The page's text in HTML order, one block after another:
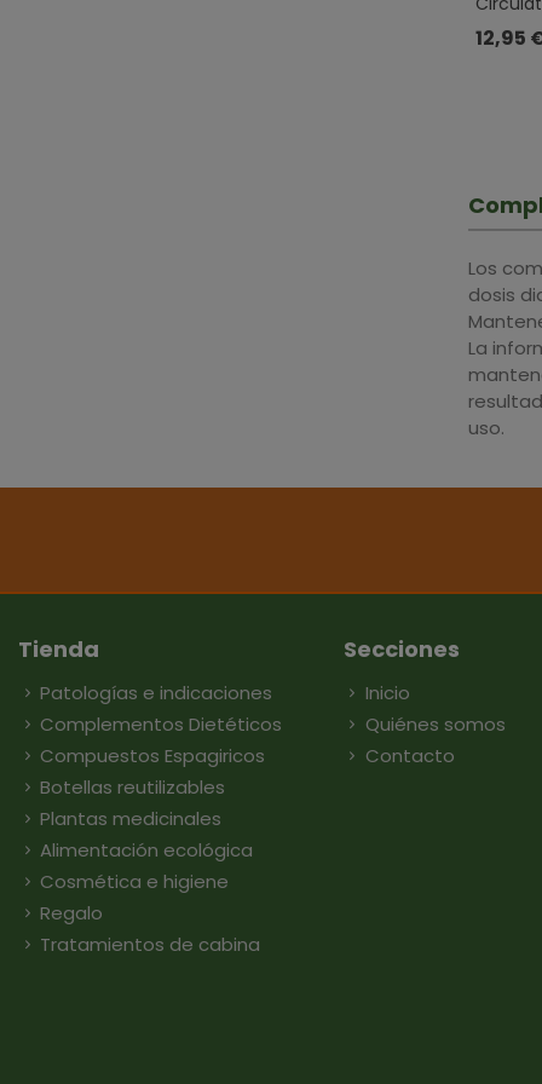
Indias,
12,95
Los
dosis
La
uso.
Tienda
Patologías e indicaciones
Complementos Dietéticos
Compuestos Espagiricos
Botellas reutilizables
Plantas medicinales
Alimentación ecológica
Cosmética e higiene
Regalo
Tratamientos de cabina
Secciones
Inicio
Quiénes somos
Contacto